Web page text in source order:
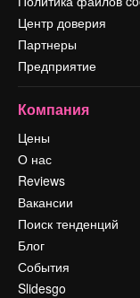
Центр доверия
Партнеры
Предприятие
Компания
Цены
О нас
Reviews
Вакансии
Поиск тенденций
Блог
События
Slidesgo